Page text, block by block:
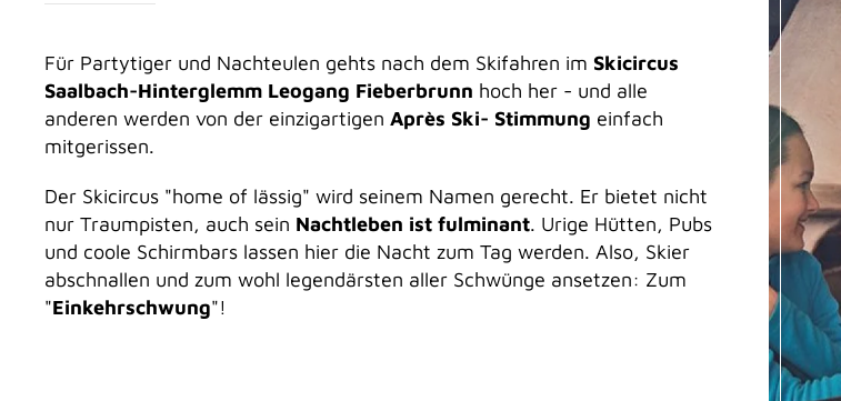
Für Partytiger und Nachteulen gehts nach dem Skifahren im Skicircus
Saalbach-Hinterglemm Leogang Fieberbrunn hoch her - und alle
anderen werden von der einzigartigen Après Ski- Stimmung einfach
mitgerissen.
Der Skicircus "home of lässig" wird seinem Namen gerecht. Er bietet nicht
nur Traumpisten, auch sein Nachtleben ist fulminant. Urige Hütten, Pubs
und coole Schirmbars lassen hier die Nacht zum Tag werden. Also, Skier
abschnallen und zum wohl legendärsten aller Schwünge ansetzen: Zum
"Einkehrschwung"!